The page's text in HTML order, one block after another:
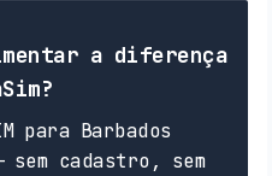
a diferença
para Barbados
sem cadastro, sem